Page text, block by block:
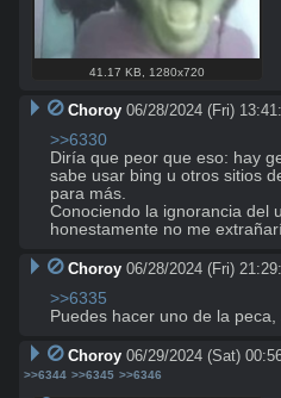
41.17 KB, 1280x720
Choroy 06/28/2024 (Fri)
>>6330
Diría que peor que eso: hay
sabe usar bing u otros sitios
para más.
Conociendo la ignorancia del
honestamente no me
Choroy 06/28/2024 (Fri)
>>6335
Puedes hacer uno de la
Choroy 06/29/2024 (Sat)
>>6344 >>6345 >>6346